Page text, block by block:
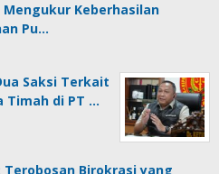
Keberhasilan
Pu…
Saksi Terkait
Timah di PT …
Terobosan Birokrasi yang